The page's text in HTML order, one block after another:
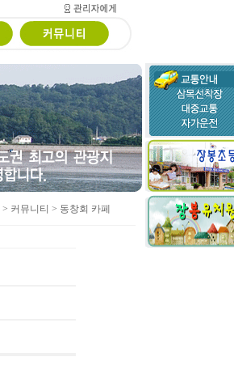
> 커뮤니티 > 동창회 카페